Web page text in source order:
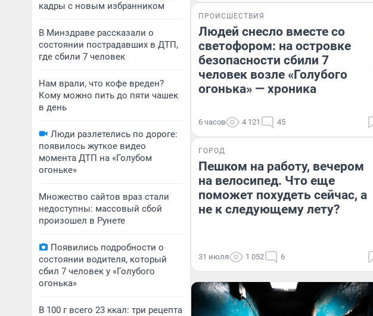
кадры с новым избранником
В Минздраве рассказали о
состоянии пострадавших в ДТП,
где сбили 7 человек
Нам врали, что кофе вреден?
Кому можно пить до пяти чашек
в день
Люди разлетелись по дороге:
появилось жуткое видео
момента ДТП на «Голубом
огоньке»
Множество сайтов враз стали
недоступны: массовый сбой
произошел в Рунете
Появились подробности о
состоянии водителя, который
сбил 7 человек у «Голубого
огонька»
В 100 г всего 23 ккал: три рецепта
ПРОИСШЕСТВИЯ
Людей снесло вместе со
светофором: на островке
безопасности сбили 7
человек возле «Голубого
огонька» — хроника
6 часов 4 121 45
ГОРОД
Пешком на работу, вечером
на велосипед. Что еще
поможет похудеть сейчас, а
не к следующему лету?
31 июля 1 052 6